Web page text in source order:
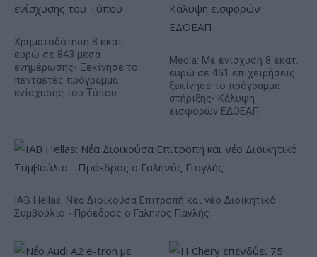
Χρηματοδότηση 8 εκατ.
ευρώ σε 843 μέσα
ενημέρωσης- Ξεκίνησε το
πενταετές πρόγραμμα
ενίσχυσης του Τύπου
Media: Με ενίσχυση 8 εκατ.
ευρώ σε 451 επιχειρήσεις
ξεκίνησε το πρόγραμμα
στήριξης- Κάλυψη
εισφορών ΕΔΟΕΑΠ
IAB Hellas: Νέα Διοικούσα Επιτροπή και νέο Διοικητικό
Συμβούλιο - Πρόεδρος ο Γαληνός Γιαγλής